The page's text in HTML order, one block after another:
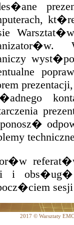
i obs�ug�
2017 © Warsztaty